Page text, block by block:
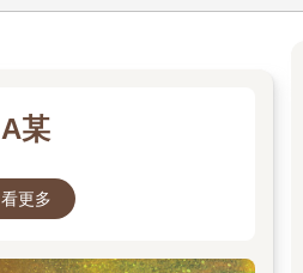
A某
看更多